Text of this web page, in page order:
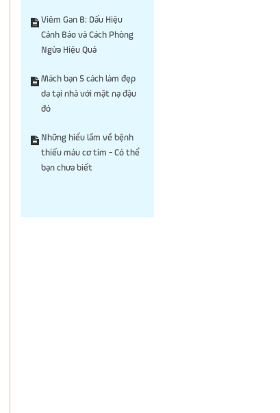
Viêm Gan B: Dấu Hiệu
Cảnh Báo và Cách Phòng
Ngừa Hiệu Quả
Mách bạn 5 cách làm đẹp
da tại nhà với mặt nạ đậu
đỏ
Những hiểu lầm về bệnh
thiếu máu cơ tim - Có thể
bạn chưa biết